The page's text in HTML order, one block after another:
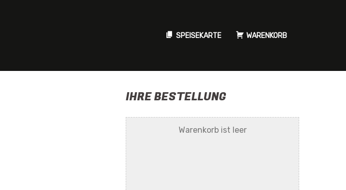
SPEISEKARTE WARENKORB
IHRE BESTELLUNG
Warenkorb ist leer